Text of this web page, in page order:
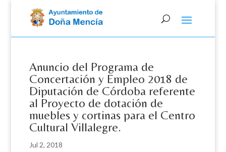
Anuncio del Programa de
Concertación y Empleo 2018 de
Diputación de Córdoba referente
al Proyecto de dotación de
muebles y cortinas para el Centro
Cultural Villalegre.
Jul 2, 2018